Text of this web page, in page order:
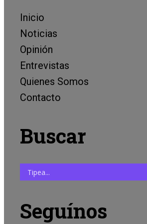
Inicio
Noticias
Opinión
Entrevistas
Quienes Somos
Contacto
Buscar
Seguínos